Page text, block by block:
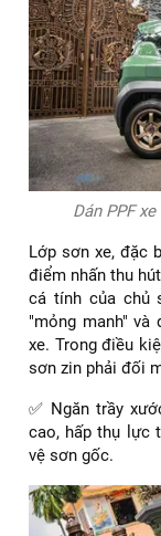
Dán PPF
Lớp sơn xe, đặc
điểm nhấn thu
cá tính của chủ
"mỏng manh"
xe. Trong điều
sơn zin phải đối
✅ Ngăn trầy
cao, hấp thụ lực
vệ sơn gốc.